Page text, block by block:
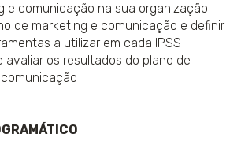
e comunicação na sua organização.
de marketing e comunicação e definir
a utilizar em cada IPSS
avaliar os resultados do plano de